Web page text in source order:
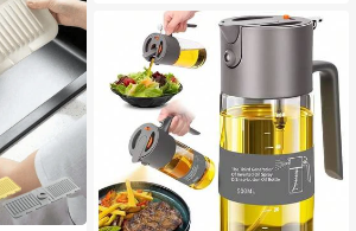
บกระเทียม อุปกรณ์ครัว อุปกรณ์ทำอาห
าร สิ่งจำเป็นสำหรับการเดินทางและกล
างแจ้ง พกพาง่าย ตกแต่งบ้าน ฤดูกาลก
ลับโรงเรียน ของขวัญสำหรับผู้หญิง ของ
ขวัญสำหรับผู้ชาย